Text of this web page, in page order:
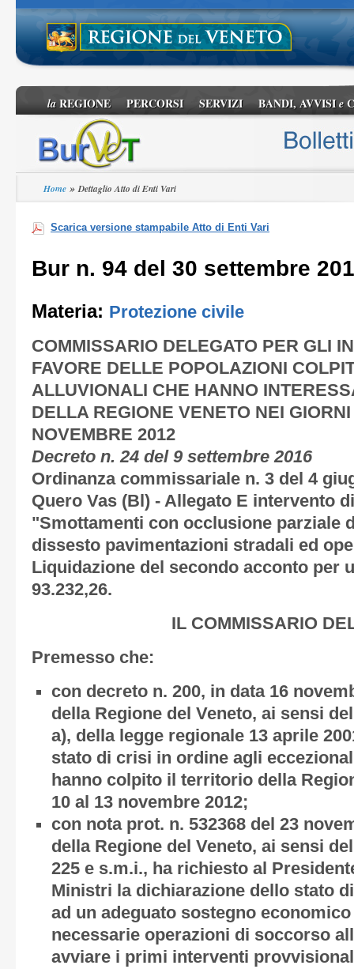
laREGIONE PERCORSI SERVIZI BANDI, AVVISIe
Home »Dettaglio Atto di Enti Vari
Scarica versione stampabile Atto di Enti Vari
Bur n. 94 del 30 settembre
Materia: Protezione civile
COMMISSARIO DELEGATO PER GLI
FAVORE DELLE POPOLAZIONI
ALLUVIONALI CHE HANNO
DELLA REGIONE VENETO NEI
NOVEMBRE 2012
Decreto n. 24 del 9 settembre 2016
Ordinanza commissariale n. 3 del 4
Quero Vas (Bl) - Allegato E intervento
"Smottamenti con occlusione parziale
dissesto pavimentazioni stradali ed
Liquidazione del secondo acconto per
93.232,26.
IL COMMISSARIO
Premesso che:
con decreto n. 200, in data 16
della Regione del Veneto, ai sensi
a), della legge regionale 13 aprile
stato di crisi in ordine agli
hanno colpito il territorio della
10 al 13 novembre 2012;
con nota prot. n. 532368 del 23
della Regione del Veneto, ai sensi
225 e s.m.i., ha richiesto al
Ministri la dichiarazione dello stato
ad un adeguato sostegno
necessarie operazioni di soccorso
avviare i primi interventi